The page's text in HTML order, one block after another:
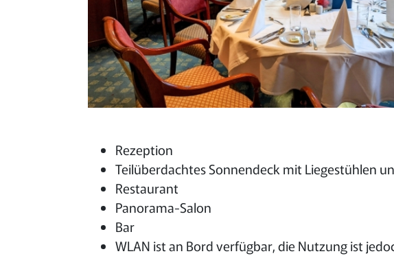
Rezeption
Teilüberdachtes Sonnendeck mit Liegestühlen
Restaurant
Panorama-Salon
Bar
WLAN ist an Bord verfügbar, die Nutzung ist